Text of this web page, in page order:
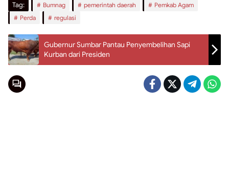
Tag: Bumnag pemerintah daerah
Pemkab Agam
Perda
regulasi
Gubernur Sumbar Pantau Penyembelihan Sapi
Kurban dari Presiden